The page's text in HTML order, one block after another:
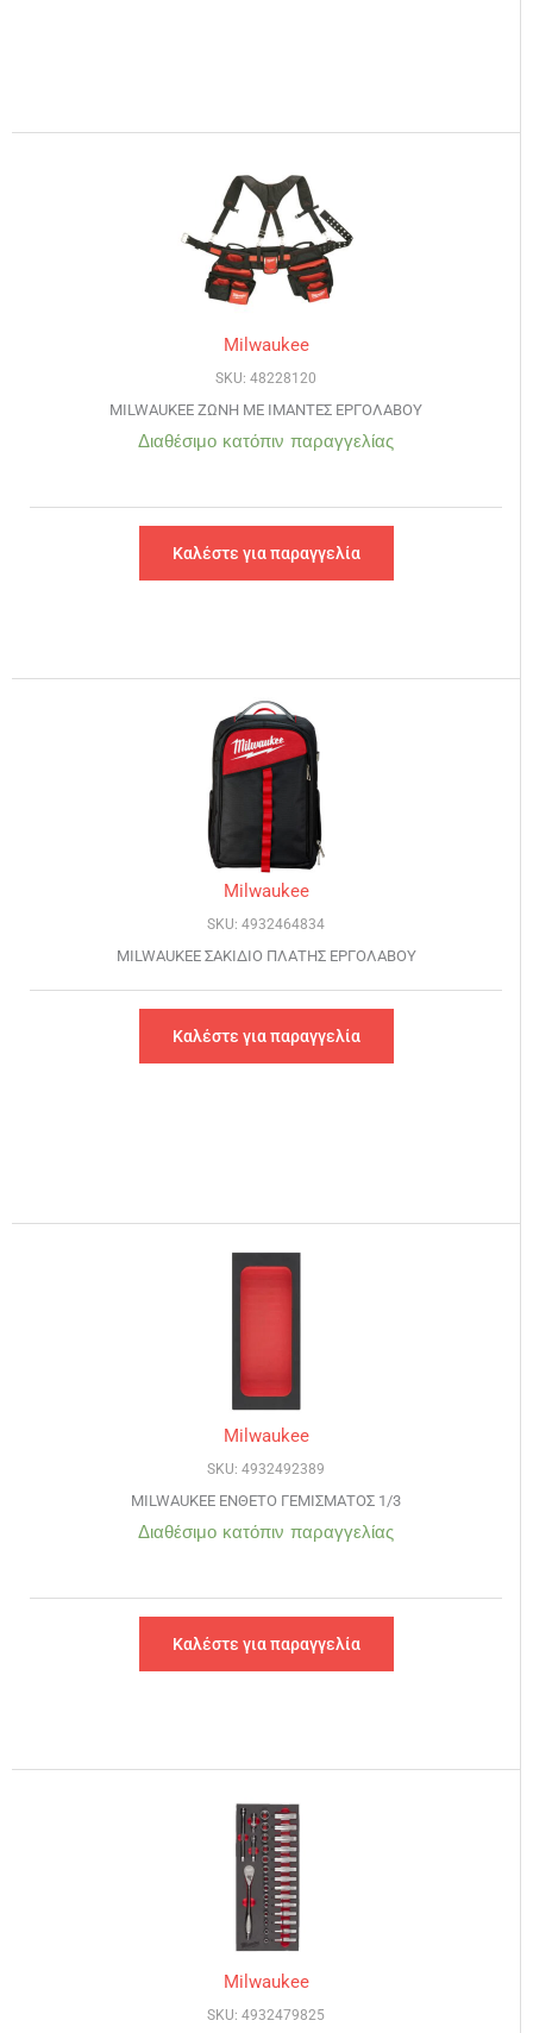
Milwaukee
SKU: 48228120
MILWAUKEE ΖΩΝΗ ΜΕ ΙΜΑΝΤΕΣ ΕΡΓΟΛΑΒΟΥ
Διαθέσιμο κατόπιν παραγγελίας
Καλέστε για παραγγελία
Milwaukee
SKU: 4932464834
MILWAUKEE ΣΑΚΙΔΙΟ ΠΛΑΤΗΣ ΕΡΓΟΛΑΒΟΥ
Καλέστε για παραγγελία
Milwaukee
SKU: 4932492389
MILWAUKEE ΕΝΘΕΤΟ ΓΕΜΙΣΜΑΤΟΣ 1/3
Διαθέσιμο κατόπιν παραγγελίας
Καλέστε για παραγγελία
Milwaukee
SKU: 4932479825